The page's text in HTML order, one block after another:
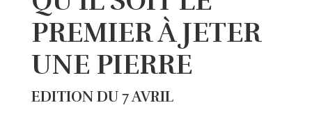
PREMIER À JETER
UNE PIERRE
EDITION DU 7 AVRIL